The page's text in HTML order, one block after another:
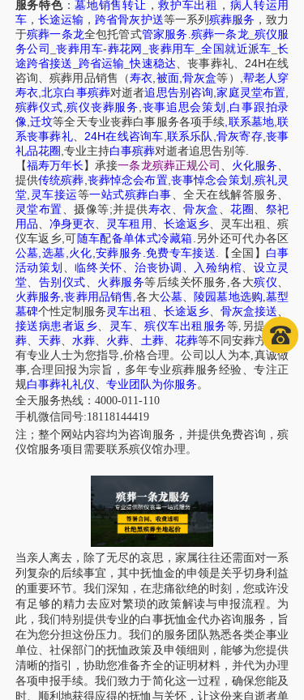
服务特色：墓地销售转让 ，救护车出租 ， 病人转运用
车， 长途运输 ，跨省骨灰护送等一系列 殡葬服务 ，致力
于殡葬一条龙全包托管式管家服务 .殡葬一条龙_ 殡仪服
务公司
_丧葬用车-葬花网 丧葬用车 全国就近派车 长
途跨省接送 跨省运输 _快速稳达、丧事葬礼、 24H在线
咨询、殡葬用品销售 （寿衣 被面, 骨灰盒等）
帮老人穿
寿衣 ,北京白事殡葬对逝者追思告别咨询 ,家庭灵堂布置
殡葬仪式 殡仪丧葬服务 丧事追思会策划 白事跟拍录
像 迁坟等全天专业丧葬白事服务各项手续 联系墓地 ,联
系丧事葬礼、24H在线咨询车 联系乐队 骨灰寄存, 丧事
礼品花圈 专业主持白事殡葬对逝者追思告别等.
【福寿万年长 】承接一条龙殡葬正规公司 、 火化服务、
提供传统殡葬 丧葬悼念会布置, 丧事悼念会策划 殡礼灵
堂 灵车接运等一站式殡葬白事、全天在线解答服务、
灵堂布置、摄像等;并提供寿衣、骨灰盒 、花圈 、 祭祀
用品、 净身更衣、 灵车租用 、 长途返乡、 灵车出租 、殡
仪车返乡 可 随车配备单体式冷藏箱 另外还可代办各区
公墓 选墓 火化 安葬服务 免费专车接送 【全国】 白事
活动策划 、临终关怀、 治丧协调 、 入殓纳棺、 设立灵
堂、 告别仪式、 火葬服务等后续关怀服务,各大殡仪、
火葬服务,丧葬用品销售,各大公墓、 陵园墓地选购,墓型
墓碑个性定制服务 灵车出租 、 长途返乡、 骨灰盒接送、
接送病患者返乡、 灵车、殡仪车出租服务等,另提供树
葬、 天葬、水葬、 火葬、 土葬、 花葬等不同安葬方式，
有专业人士为您指导,价格合理。公司以人为本,真诚做
事,合理回报为宗旨，多年专业殡葬服务经验、专注正
规白事葬礼礼仪、 专业团队为你服务。
全天服务热线：4000-011-110
手机微信同号:18118144419
注；整个网站内容均为咨询服务，并提供免费咨询，殡
仪馆服务项目需要联系殡仪馆办理。
当亲人离去，除了无尽的哀思，家属往往还需面对一系
列复杂的后续事宜，其中抚恤金的申领是关乎切身利益
的重要环节。我们深知，在悲痛欲绝的时刻，您或许没
有足够的精力去应对繁琐的政策解读与申报流程。为
此，我们特别提供专业的白事抚恤金代办咨询服务，旨
在为您分担这份压力。我们的服务团队熟悉各类企事业
单位、社保部门的抚恤政策及申领细则，能够为您提供
清晰的指引，协助您准备齐全的证明材料，并代为办理
各项申报手续。我们致力于简化这一过程，确保您能及
时、顺利地获得应得的抚恤与关怀，让这份来自逝者单